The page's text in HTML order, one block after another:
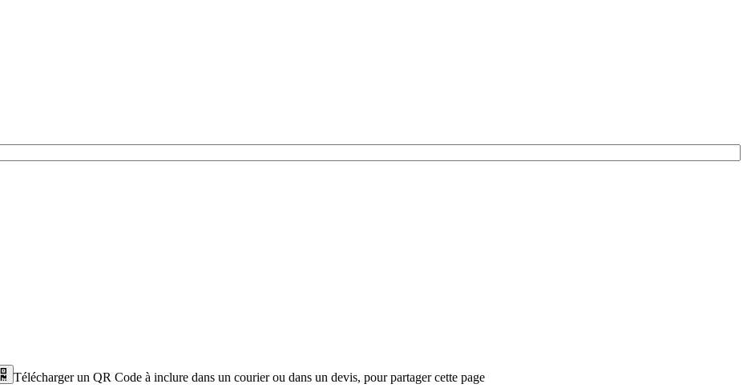
Télécharger un QR Code à inclure dans un courier ou dans un devis, pour partager cette page